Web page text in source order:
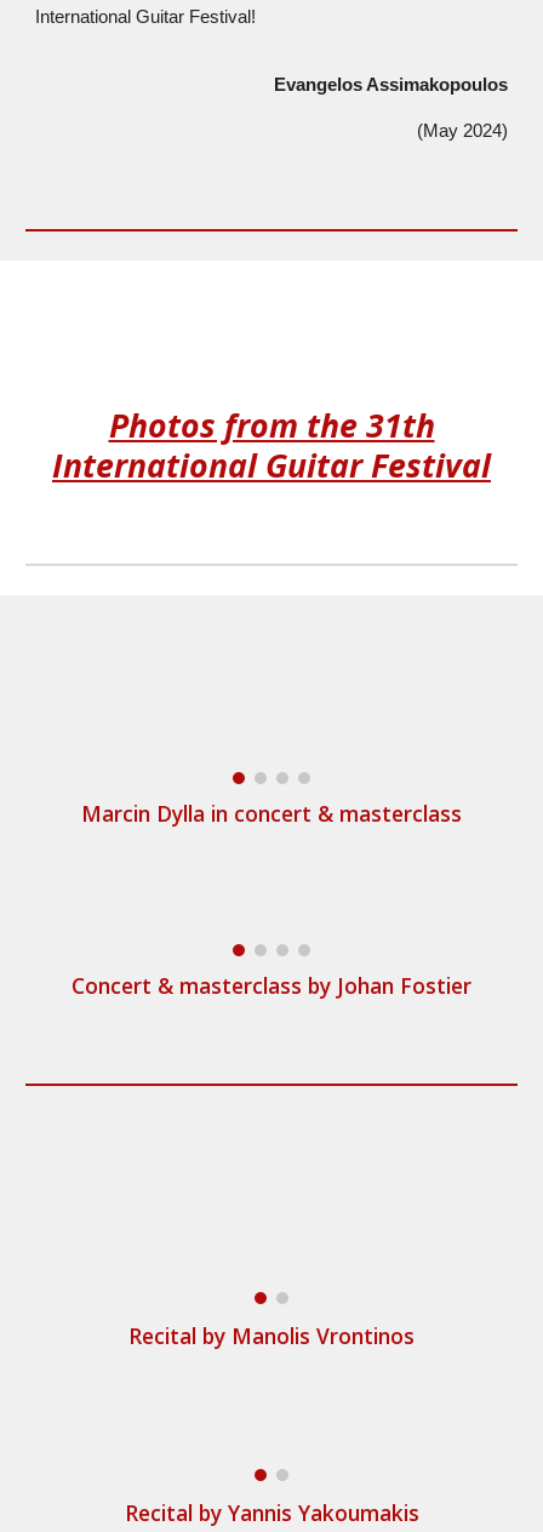
International Guitar Festival!
Evangelos Assimakopoulos
(May 2024)
Photos from the 31th
International Guitar Festival
Marcin Dylla in concert & masterclass
Concert & masterclass by Johan Fostier
Recital by Manolis Vrontinos
Recital by Yannis Yakoumakis